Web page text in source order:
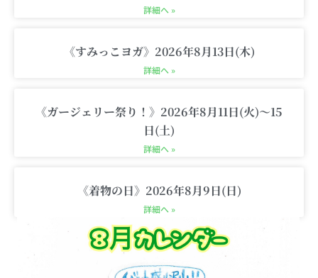
詳細へ »
《すみっこヨガ》2026年8月13日(木)
詳細へ »
《ガージェリー祭り！》2026年8月11日(火)〜15
日(土)
詳細へ »
《着物の日》2026年8月9日(日)
詳細へ »